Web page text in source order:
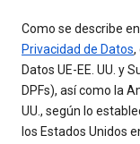
Como se describe
Privacidad de Datos,
Datos UE-EE. UU. y
DPFs), así como la
UU., según lo
los Estados Unidos